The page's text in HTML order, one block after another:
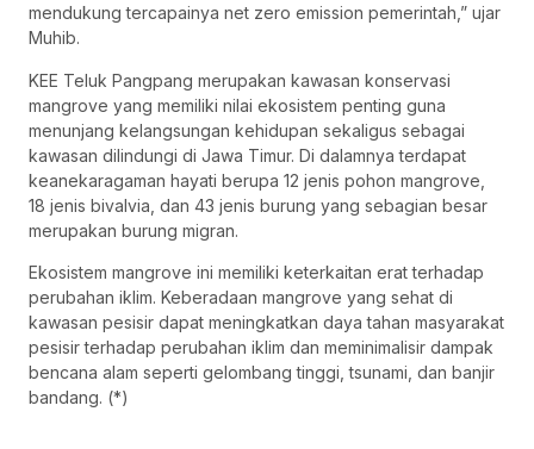
mendukung tercapainya net zero emission pemerintah,” ujar
Muhib.
KEE Teluk Pangpang merupakan kawasan konservasi
mangrove yang memiliki nilai ekosistem penting guna
menunjang kelangsungan kehidupan sekaligus sebagai
kawasan dilindungi di Jawa Timur. Di dalamnya terdapat
keanekaragaman hayati berupa 12 jenis pohon mangrove,
18 jenis bivalvia, dan 43 jenis burung yang sebagian besar
merupakan burung migran.
Ekosistem mangrove ini memiliki keterkaitan erat terhadap
perubahan iklim. Keberadaan mangrove yang sehat di
kawasan pesisir dapat meningkatkan daya tahan masyarakat
pesisir terhadap perubahan iklim dan meminimalisir dampak
bencana alam seperti gelombang tinggi, tsunami, dan banjir
bandang. (*)